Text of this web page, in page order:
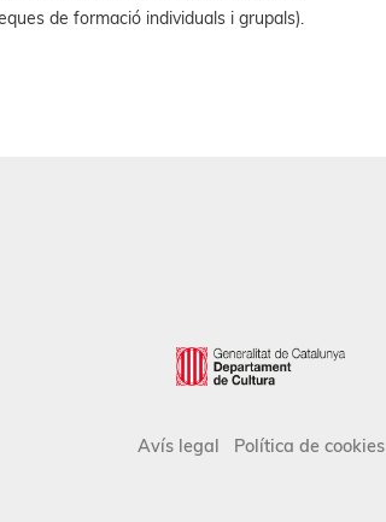
de formació individuals i grupals).
Avís legal Política de cookies